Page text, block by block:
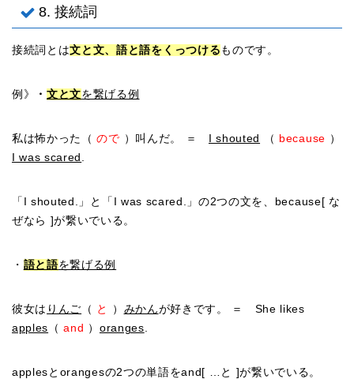
8. 接続詞
接続詞とは文と文、語と語をくっつける ものです。
例》 ・文と文を繋げる例
私は怖かった（ので ）叫んだ。 ＝ I shouted （ because ）
I was scared
「I shouted.」と「I was scared.」の2つの文を、because[ な
ぜなら ]が繋いでいる。
・ 語と語を繋げる例
彼女は りんご （ と ） みかんが好きです。 ＝ She likes
apples （and ） oranges
applesとorangesの2つの単語をand[ …と ]が繋いでいる。